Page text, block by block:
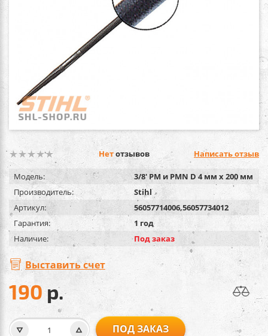
Нетотзывов Написать отзыв
Модель:
3/8' PM и PMN D 4 мм х 200 мм
Производитель:
Stihl
Артикул:
56057714006,56057734012
Гарантия:
1 год
Наличие:
Под заказ
Выставить счет
190 р.
ПОД ЗАКАЗ